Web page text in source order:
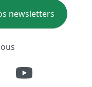
newsletters